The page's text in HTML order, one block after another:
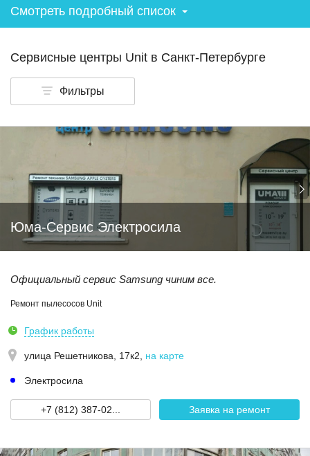
Смотреть подробный список
Сервисные центры Unit в Санкт-Петербурге
Фильтры
Юма-Сервис Электросила
Официальный сервис Samsung чиним все.
Ремонт пылесосов Unit
График работы
улица Решетникова, 17к2 на карте
Электросила
+7 (812) 387-02... Заявка на ремонт